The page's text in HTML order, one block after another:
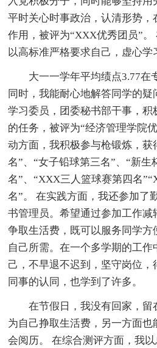
平时关心时事政治，认清形势
作用，被评为“XXX优秀团员”
以高标准严格要求自己，虚心学
大一一学年平均绩点3.77在
同时，我能耐心地解答同学的疑
学习委员，团委秘书部干事，
的任务，被评为“经济管理学院
动方面，我积极参与枪锻炼，获
名”、“女子铅球第三名”、“新生
名”、“XXX三人篮球赛第四名
名”。 在实践方面，我还参加了
书管理员。希望通过参加工作减
争取生活费，既可以服务同学方
自己所需。在一个多学期的工作
己，不早退不迟到，坚守岗位，
同事的认同，也学到了许多。
在节假日，我没有回家，留
为自己挣取生活费，另一方面也
会阅历。 在综合测评方面，我